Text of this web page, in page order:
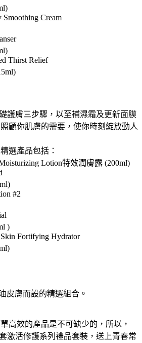
Smoothing Cream
Thirst Relief
護膚三步驟，以至補濕霜及更新面膜
顧你肌膚的需要，使你時刻綻放動人
選產品包括：
Lotion特效潤膚露 (200ml)
#2
)
Skin Fortifying Hydrator
皮膚而設的精選組合。
高效的產品是不可缺少的，所以，
激活修護系列禮品套裝，送上青春常